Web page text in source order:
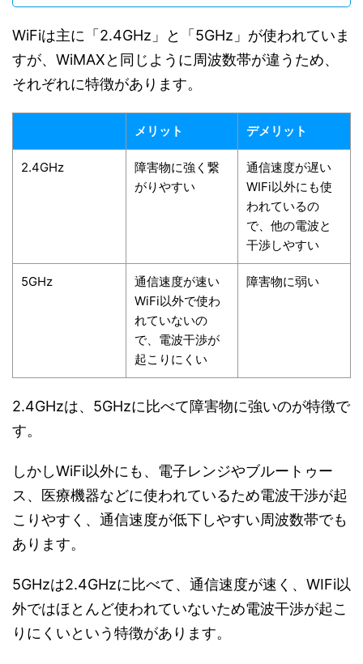
WiFiは主に「2.4GHz」と「5GHz」が使われていま
すが、WiMAXと同じように周波数帯が違うため、
それぞれに特徴があります。
メリット デメリット
2.4GHz
障害物に強く繋
がりやすい
通信速度が遅い
WIFi以外にも使
われているの
で、他の電波と
干渉しやすい
5GHz
通信速度が速い
WiFi以外で使わ
れていないの
で、電波干渉が
起こりにくい
障害物に弱い
2.4GHzは、5GHzに比べて障害物に強いのが特徴で
す。
しかしWiFi以外にも、電子レンジやブルートゥー
ス、医療機器などに使われているため電波干渉が起
こりやすく、通信速度が低下しやすい周波数帯でも
あります。
5GHzは2.4GHzに比べて、通信速度が速く、WIFi以
外ではほとんど使われていないため電波干渉が起こ
りにくいという特徴があります。